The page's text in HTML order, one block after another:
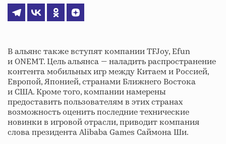
В альянс также вступят компании TFJoy, Efun
и ONEMT. Цель альянса — наладить распространение
контента мобильных игр между Китаем и Россией,
Европой, Японией, странами Ближнего Востока
и США. Кроме того, компании намерены
предоставить пользователям в этих странах
возможность оценить последние технические
новинки в игровой отрасли, приводит компания
слова президента Alibaba Games Саймона Ши.